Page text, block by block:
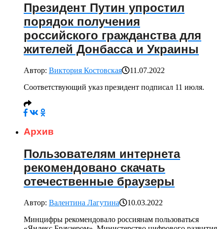
Президент Путин упростил
порядок получения
российского гражданства для
жителей Донбасса и Украины
Автор: Виктория Костовская
11.07.2022
Соответствующий указ президент подписал 11 июля.
Архив
Пользователям интернета
рекомендовано скачать
отечественные браузеры
Автор: Валентина Лагутина
10.03.2022
Минцифры рекомендовало россиянам пользоваться